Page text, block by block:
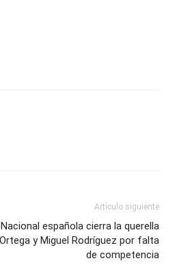
Artículo siguiente
española cierra la querella
y Miguel Rodríguez por falta
de competencia